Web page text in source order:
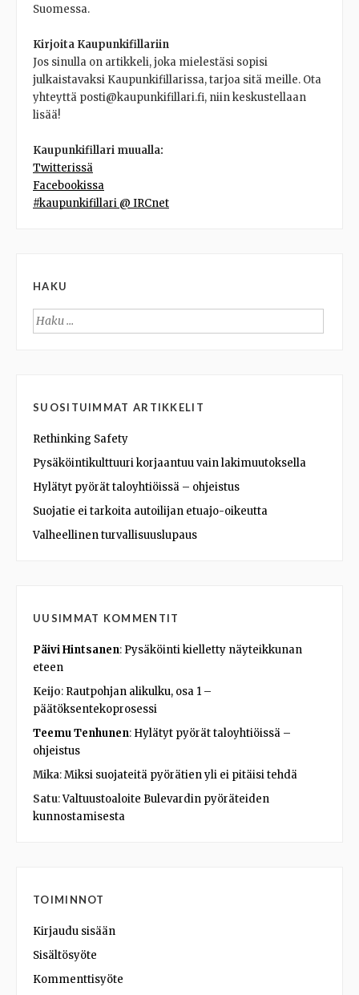
Suomessa.
Kirjoita Kaupunkifillariin
Jos sinulla on artikkeli, joka mielestäsi sopisi
julkaistavaksi Kaupunkifillarissa, tarjoa sitä meille. Ota
yhteyttä posti@kaupunkifillari.fi, niin keskustellaan
lisää!
Kaupunkifillari muualla:
Twitterissä
Facebookissa
#kaupunkifillari @ IRCnet
HAKU
Haku:
SUOSITUIMMAT ARTIKKELIT
Rethinking Safety
Pysäköintikulttuuri korjaantuu vain lakimuutoksella
Hylätyt pyörät taloyhtiöissä – ohjeistus
Suojatie ei tarkoita autoilijan etuajo-oikeutta
Valheellinen turvallisuuslupaus
UUSIMMAT KOMMENTIT
Päivi Hintsanen: Pysäköinti kielletty näyteikkunan
eteen
Keijo: Rautpohjan alikulku, osa 1 –
päätöksentekoprosessi
Teemu Tenhunen: Hylätyt pyörät taloyhtiöissä –
ohjeistus
Mika:Miksi suojateitä pyörätien yli ei pitäisi tehdä
Satu:Valtuustoaloite Bulevardin pyöräteiden
kunnostamisesta
TOIMINNOT
Kirjaudu sisään
Sisältösyöte
Kommenttisyöte